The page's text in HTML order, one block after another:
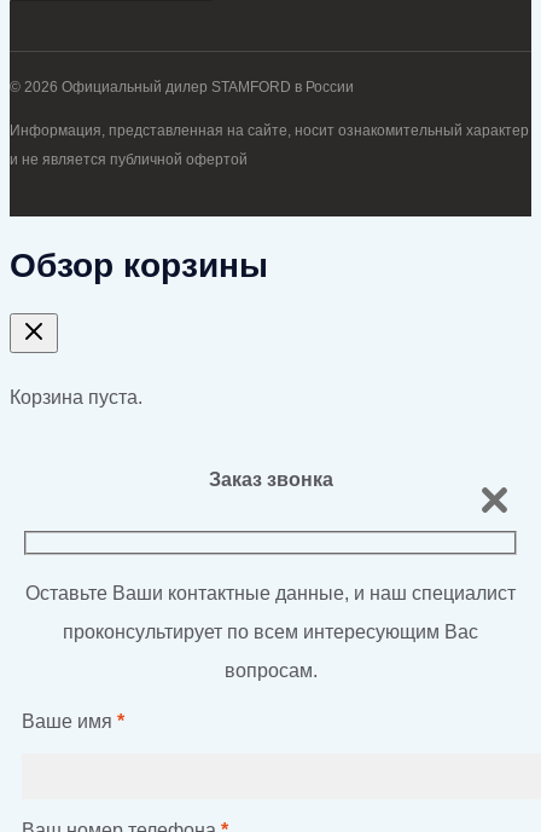
© 2026 Официальный дилер STAMFORD в России
Информация, представленная на сайте, носит ознакомительный характер
и не является публичной офертой
Обзор корзины
Корзина пуста.
Заказ звонка
Оставьте Ваши контактные данные, и наш специалист
проконсультирует по всем интересующим Вас
вопросам.
Ваше имя *